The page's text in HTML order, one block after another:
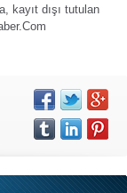
kayıt dışı tutulan